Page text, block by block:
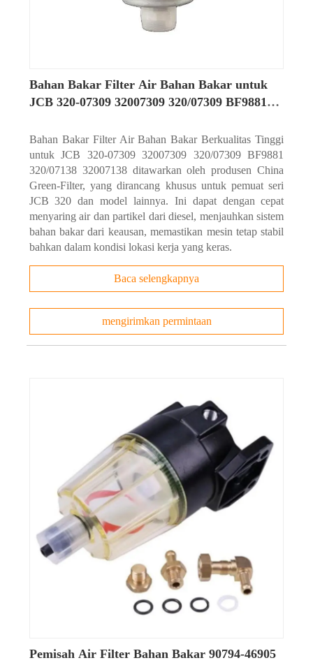
Bahan Bakar Filter Air Bahan Bakar untuk
JCB 320-07309 32007309 320/07309 BF9881
Bahan Bakar Filter Air Bahan Bakar Berkualitas Tinggi
untuk JCB 320-07309 32007309 320/07309 BF9881
320/07138 32007138 ditawarkan oleh produsen China
Green-Filter, yang dirancang khusus untuk pemuat seri
JCB 320 dan model lainnya. Ini dapat dengan cepat
menyaring air dan partikel dari diesel, menjauhkan sistem
bahan bakar dari keausan, memastikan mesin tetap stabil
bahkan dalam kondisi lokasi kerja yang keras.
Baca selengkapnya
mengirimkan permintaan
Pemisah Air Filter Bahan Bakar 90794-46905